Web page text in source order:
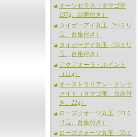
オーソセラス（タマゴ型
197g、台座付き）
タイガーアイ丸玉（53ミリ
玉、台座付き）
タイガーアイ丸玉（33ミリ
玉、台座付き）
アクアオーラ・ポイント
（11g）
オーストラリアン・クンツ
ァイト（タマゴ形、台座付
き、22g）
ローズクオーツ丸玉（41ミ
リ玉、台座付き）
ローズクオーツ丸玉（35ミ